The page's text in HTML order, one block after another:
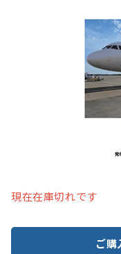
現在在庫切れです
ご購